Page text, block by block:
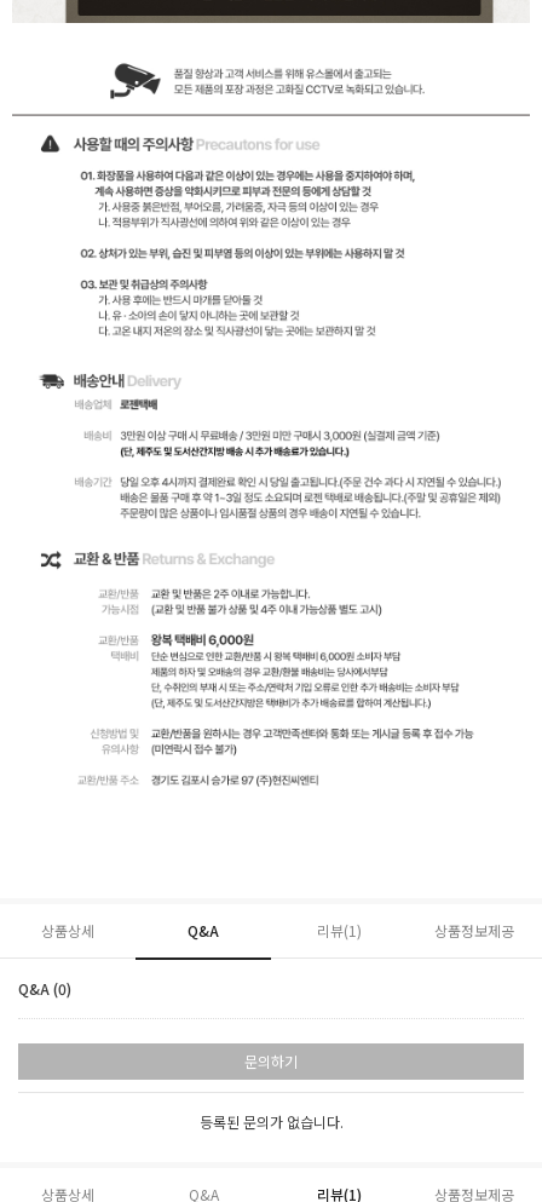
상품상세 Q&A 리뷰(1) 상품정보제공
Q&A (0)
문의하기
등록된 문의가 없습니다.
상품상세 Q&A 리뷰(1) 상품정보제공